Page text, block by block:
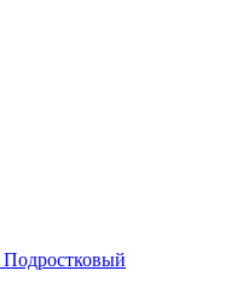
Подростковый